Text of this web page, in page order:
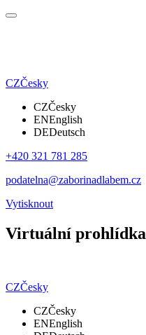
CZČesky
CZČesky
ENEnglish
DEDeutsch
+420 321 781 285
podatelna@zaborinadlabem.cz
Vytisknout
Virtuální prohlídka
CZČesky
CZČesky
ENEnglish